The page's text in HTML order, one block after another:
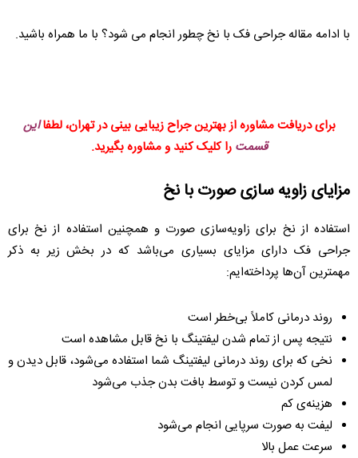
با ادامه مقاله جراحی فک با نخ چطور انجام می شود؟ با ما همراه باشید.
برای دریافت مشاوره از بهترین جراح زیبایی بینی در تهران، لطفااین
قسمت را کلیک کنید و مشاوره بگیرید.
مزایای زاویه سازی صورت با نخ
استفاده از نخ برای زاویه‌سازی صورت و همچنین استفاده از نخ برای
جراحی فک دارای مزایای بسیاری می‌باشد که در بخش زیر به ذکر
مهمترین آن‌ها پرداخته‌ایم:
روند درمانی کاملاً بی‌خطر است
نتیجه پس از تمام شدن لیفتینگ با نخ قابل مشاهده است
نخی که برای روند درمانی لیفتینگ شما استفاده می‌شود، قابل دیدن و
لمس کردن نیست و توسط بافت بدن جذب می‌شود
هزینه‌ی کم
لیفت به صورت سرپایی انجام می‌شود
سرعت عمل بالا